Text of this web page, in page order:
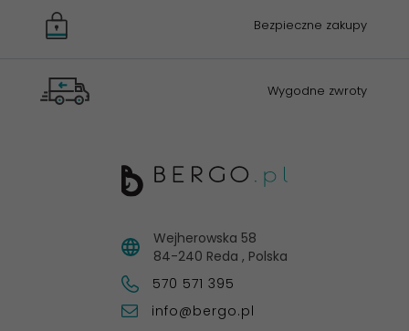
Bezpieczne zakupy
Wygodne zwroty
Wejherowska 58
84-240 Reda , Polska
570 571 395
info@bergo.pl